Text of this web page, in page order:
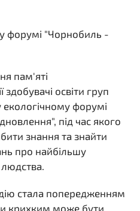
форумі "Чорнобиль -
пам'яті
здобувачі освіти груп
екологічному форумі
під час якого
знання та знайти
про найбільшу
стала попередженням
крихким може бути